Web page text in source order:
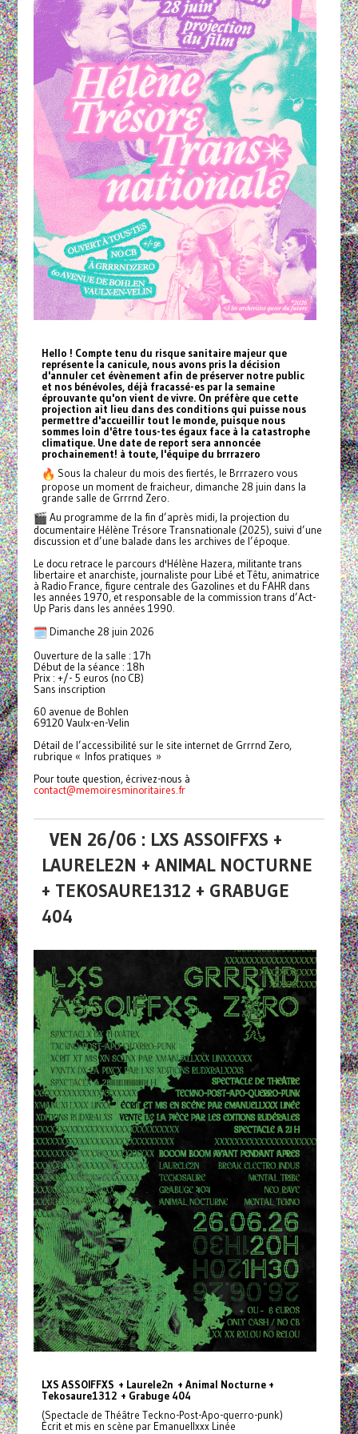
Hello ! Compte tenu du risque sanitaire majeur que
représente la canicule, nous avons pris la décision
d'annuler cet évènement afin de préserver notre public
et nos bénévoles, déjà fracassé-es par la semaine
éprouvante qu'on vient de vivre. On préfère que cette
projection ait lieu dans des conditions qui puisse nous
permettre d'accueillir tout le monde, puisque nous
sommes loin d'être tous-tes égaux face à la catastrophe
climatique. Une date de report sera annoncée
prochainement! à toute, l'équipe du brrrazero
Sous la chaleur du mois des fiertés, le Brrrazero vous
propose un moment de fraicheur, dimanche 28 juin dans la
grande salle de Grrrnd Zero.
Au programme de la fin d’après midi, la projection du
documentaire Hélène Trésore Transnationale (2025), suivi d’une
discussion et d’une balade dans les archives de l’époque.
Le docu retrace le parcours d'Hélène Hazera, militante trans
libertaire et anarchiste, journaliste pour Libé et Têtu, animatrice
à Radio France, figure centrale des Gazolines et du FAHR dans
les années 1970, et responsable de la commission trans d’Act-
Up Paris dans les années 1990.
Dimanche 28 juin 2026
Ouverture de la salle : 17h
Début de la séance : 18h
Prix : +/- 5 euros (no CB)
Sans inscription
60 avenue de Bohlen
69120 Vaulx-en-Velin
Détail de l’accessibilité sur le site internet de Grrrnd Zero,
rubrique « Infos pratiques »
Pour toute question, écrivez-nous à
contact@memoiresminoritaires.fr
VEN 26/06 : LXS ASSOIFFXS +
LAURELE2N + ANIMAL NOCTURNE
+ TEKOSAURE1312 + GRABUGE
404
LXS ASSOIFFXS + Laurele2n + Animal Nocturne +
Tekosaure1312 + Grabuge 404
(Spectacle de Théâtre Teckno-Post-Apo-querro-punk)
Écrit et mis en scène par Emanuellxxx Linée